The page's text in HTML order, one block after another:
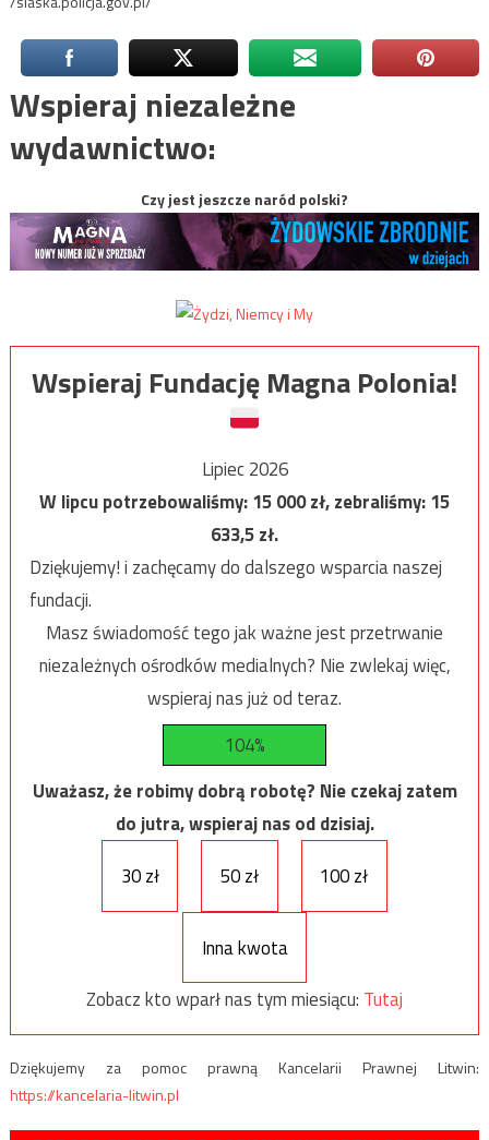
Wspieraj niezależne
wydawnictwo:
Czy jest jeszcze naród polski?
Wspieraj Fundację Magna Polonia!
Lipiec 2026
W lipcu potrzebowaliśmy:15 000zł, zebraliśmy:15
633,5zł.
Dziękujemy! i zachęcamy do dalszego wsparcia naszej
fundacji.
Masz świadomość tego jak ważne jest przetrwanie
niezależnych ośrodków medialnych? Nie zwlekaj więc,
wspieraj nas już od teraz.
104%
Uważasz, że robimy dobrą robotę? Nie czekaj zatem
do jutra, wspieraj nas od dzisiaj.
30 zł
50 zł 100 zł
Inna kwota
Zobacz kto wparł nas tym miesiącu: Tutaj
Dziękujemy za pomoc prawną Kancelarii Prawnej Litwin:
https://kancelaria-litwin.pl